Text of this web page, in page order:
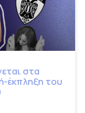
στα
έκπληξη του